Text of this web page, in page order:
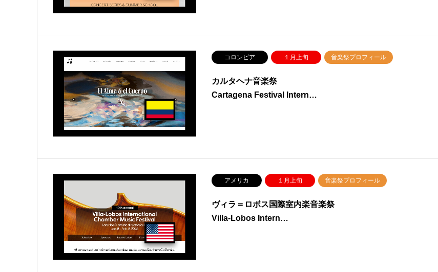
コロンビア １月上旬 音楽祭プロフィール
カルタヘナ音楽祭
Cartagena Festival Intern…
アメリカ １月上旬 音楽祭プロフィール
ヴィラ＝ロボス国際室内楽音楽祭
Villa-Lobos Intern…